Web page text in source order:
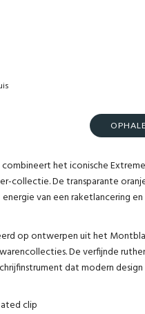
het iconische
collectie. De transparante
van een raketlancering
op ontwerpen uit het
De verfijnde
dat modern
clip